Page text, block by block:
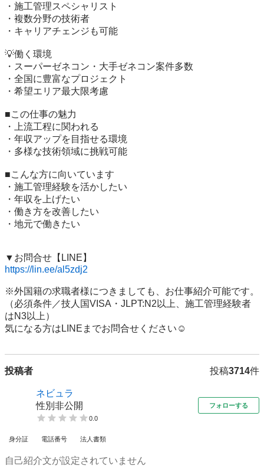
・施工管理スペシャリスト
・複数分野の技術者
・キャリアチェンジも可能
💡働く環境
・スーパーゼネコン・大手ゼネコン案件多数
・全国に豊富なプロジェクト
・希望エリア最大限考慮
■この仕事の魅力
・上流工程に関われる
・年収アップを目指せる環境
・多様な技術領域に挑戦可能
■こんな方に向いています
・施工管理経験を活かしたい
・年収を上げたい
・働き方を改善したい
・地元で働きたい
https://lin.ee/al5zdj2
※外国籍の求職者様につきましても、お仕事紹介可能です。
（必須条件／技人国VISA・JLPT:N2以上、施工管理経験者
はN3以上）
気になる方はLINEまでお問合せください☺️
投稿者 投稿3714件
ネビュラ
性別非公開
0.0
フォローする
身分証 電話番号 法人書類
自己紹介文が設定されていません